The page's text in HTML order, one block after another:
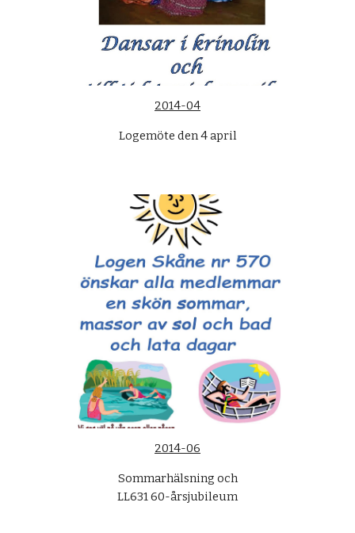
2014-04
Logemöte den 4 april
2014-06
Sommarhälsning och
LL631 60-årsjubileum